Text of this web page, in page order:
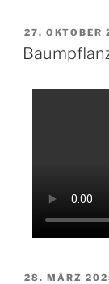
27. OKTOBER
28. MÄRZ